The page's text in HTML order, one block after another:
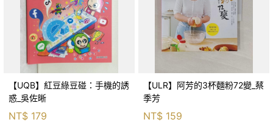
【UQB】紅豆綠豆碰：手機的誘
惑_吳佐晰
NT$ 179
【ULR】阿芳的3杯麵粉72變_蔡
季芳
NT$ 159